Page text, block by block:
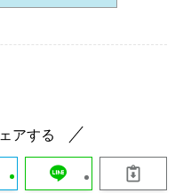
アする